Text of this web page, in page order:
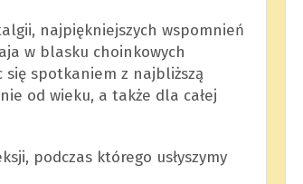
najpiękniejszych wspomnień
w blasku choinkowych
się spotkaniem z najbliższą
od wieku, a także dla całej
podczas którego usłyszymy